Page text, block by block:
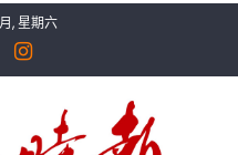
, 星期六